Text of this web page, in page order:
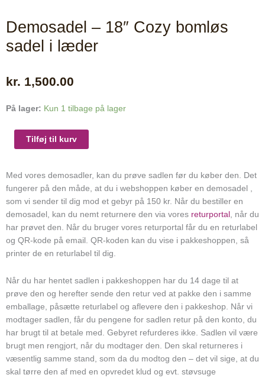
Demosadel – 18″ Cozy bomløs
sadel i læder
kr. 1,500.00
På lager: Kun 1 tilbage på lager
Demosadel
Cozy
sadel
i
læder
antal
Tilføj til kurv
Med vores demosadler, kan du prøve sadlen før du køber den. Det
fungerer på den måde, at du i webshoppen køber en demosadel ,
som vi sender til dig mod et gebyr på 150 kr. Når du bestiller en
demosadel, kan du nemt returnere den via vores returportal
, når du
har prøvet den. Når du bruger vores returportal får du en returlabel
og QR-kode på email. QR-koden kan du vise i pakkeshoppen, så
printer de en returlabel til dig.
Når du har hentet sadlen i pakkeshoppen har du 14 dage til at
prøve den og herefter sende den retur ved at pakke den i samme
emballage, påsætte returlabel og aflevere den i pakkeshop. Når vi
modtager sadlen, får du pengene for sadlen retur på den konto, du
har brugt til at betale med. Gebyret refurderes ikke. Sadlen vil være
brugt men rengjort, når du modtager den. Den skal returneres i
væsentlig samme stand, som da du modtog den – det vil sige, at du
skal tørre den af med en opvredet klud og evt. støvsuge